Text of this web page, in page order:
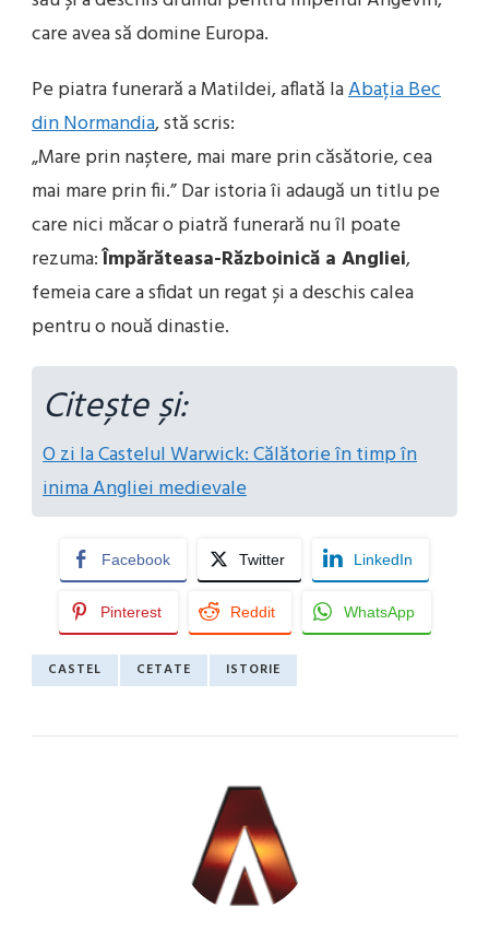
care avea să domine Europa.
Pe piatra funerară a Matildei, aflată laAbația Bec
din Normandia, stă scris:
„Mare prin naștere, mai mare prin căsătorie, cea
mai mare prin fii.” Dar istoria îi adaugă un titlu pe
care nici măcar o piatră funerară nu îl poate
rezuma:Împărăteasa-Războinică a Angliei,
femeia care a sfidat un regat și a deschis calea
pentru o nouă dinastie.
Citește și:
O zi la Castelul Warwick: Călătorie în timp în
inima Angliei medievale
Facebook Twitter LinkedIn
Pinterest Reddit WhatsApp
CASTEL CETATE ISTORIE